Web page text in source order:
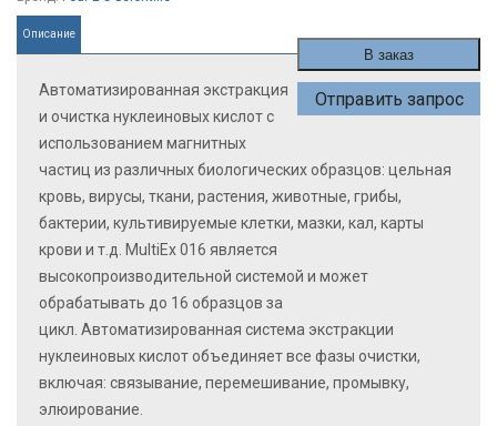
В заказ
Отправить запрос
Описание
Автоматизированная экстракция
и очистка нуклеиновых кислот с
использованием магнитных
частиц из различных биологических образцов: цельная
кровь, вирусы, ткани, растения, животные, грибы,
бактерии, культивируемые клетки, мазки, кал, карты
крови и т.д. MultiEx 016 является
высокопроизводительной системой и может
обрабатывать до 16 образцов за
цикл. Автоматизированная система экстракции
нуклеиновых кислот объединяет все фазы очистки,
включая: связывание, перемешивание, промывку,
элюирование.